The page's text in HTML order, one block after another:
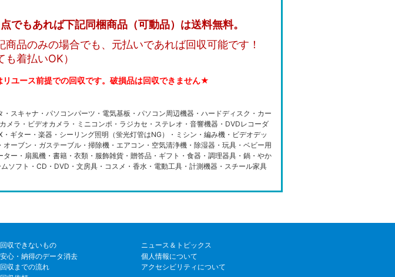
でもあれば下記同梱商品（可動品）は送料無料。
品のみの場合でも、元払いであれば回収可能です！
も着払いOK）
ユース前提での回収です。破損品は回収できません★
スキャナ・パソコンパーツ・電気基板・パソコン周辺機器・ハードディスク・カー
メラ・ビデオカメラ・ミニコンポ・ラジカセ・ステレオ・音響機器・DVDレコーダ
ギター・楽器・シーリング照明（蛍光灯管はNG）・ミシン・編み機・ビデオデッ
ーブン・ガステーブル・掃除機・エアコン・空気清浄機・除湿器・玩具・ベビー用
ー・扇風機・書籍・衣類・服飾雑貨・贈答品・ギフト・食器・調理器具・鍋・やか
ソフト・CD・DVD・文房具・コスメ・香水・電動工具・計測機器・スチール家具
回収できないもの
安心・納得のデータ消去
回収までの流れ
ニュース＆トピックス
個人情報について
アクセシビリティについて